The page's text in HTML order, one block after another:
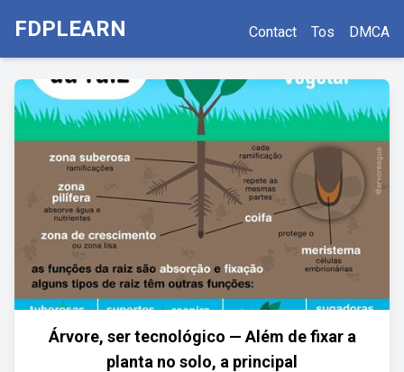
FDPLEARN Contact Tos DMCA
Árvore, ser tecnológico — Além de fixar a
planta no solo, a principal